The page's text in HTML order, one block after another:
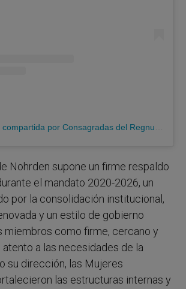
Nohrden supone un firme respaldo
el mandato 2020-2026, un
por la consolidación institucional,
y un estilo de gobierno
miembros como firme, cercano y
a las necesidades de la
su dirección, las Mujeres
las estructuras internas y